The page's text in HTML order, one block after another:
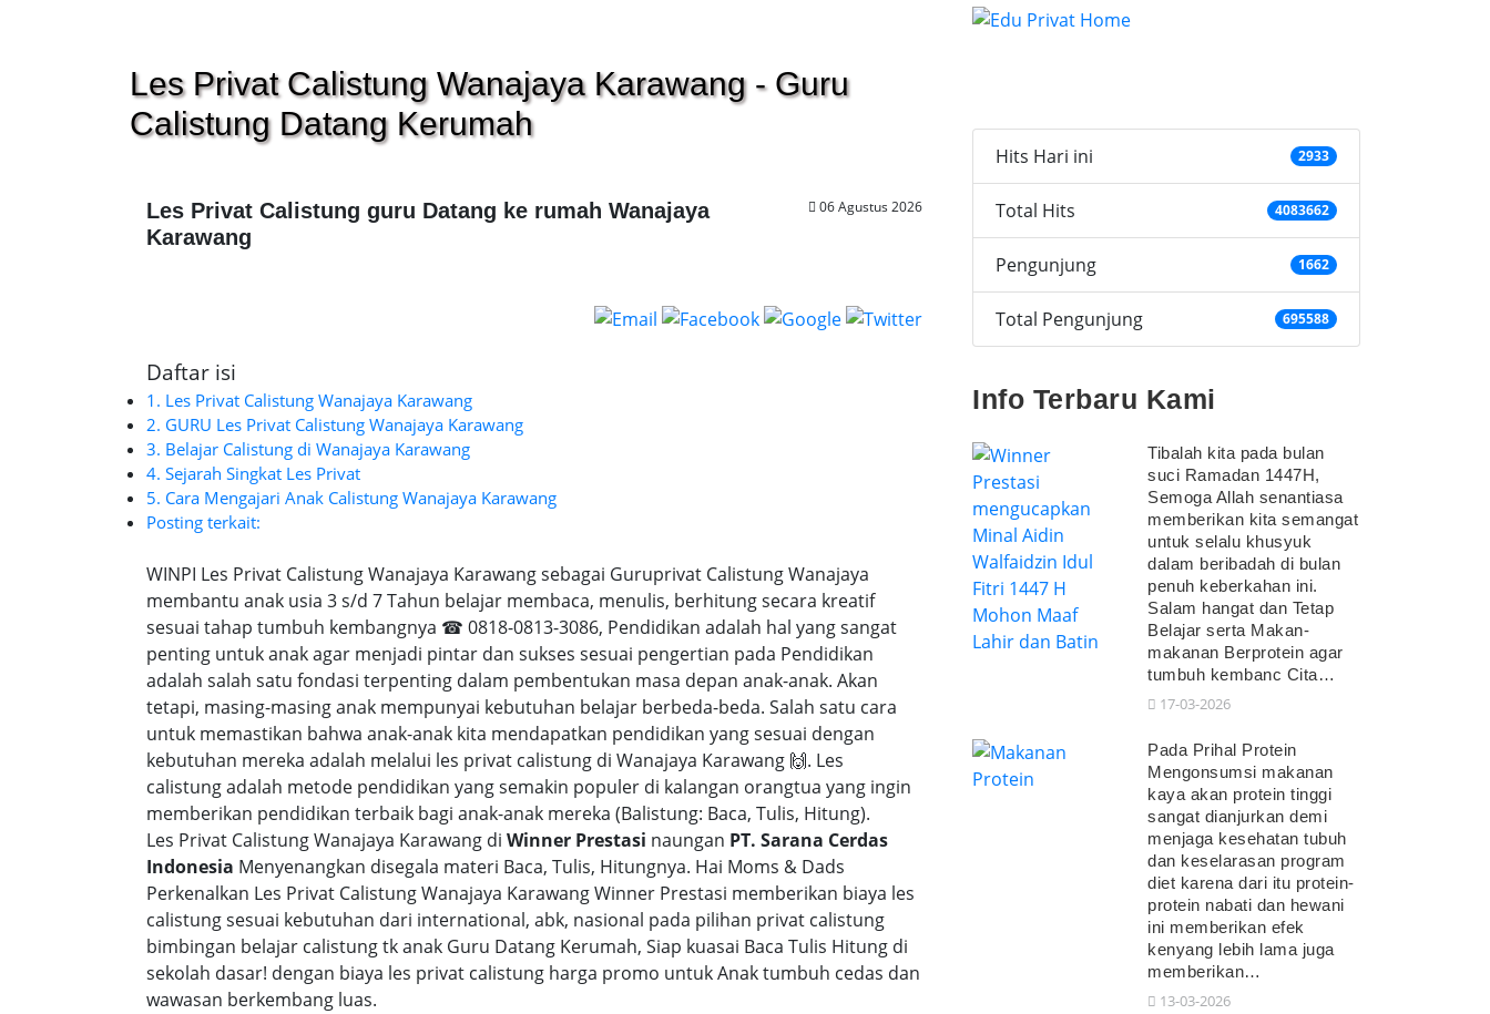
Les Privat Calistung Wanajaya Karawang - Guru
Calistung Datang Kerumah
06 Agustus 2026
Les Privat Calistung guru Datang ke rumah Wanajaya
Karawang
Daftar isi
1. Les Privat Calistung Wanajaya Karawang
2. GURU Les Privat Calistung Wanajaya Karawang
3. Belajar Calistung di Wanajaya Karawang
4. Sejarah Singkat Les Privat
5. Cara Mengajari Anak Calistung Wanajaya Karawang
Posting terkait:
WINPI Les Privat Calistung Wanajaya Karawang sebagai Guruprivat Calistung Wanajaya
membantu anak usia 3 s/d 7 Tahun belajar membaca, menulis, berhitung secara kreatif
sesuai tahap tumbuh kembangnya ☎ 0818-0813-3086, Pendidikan adalah hal yang sangat
penting untuk anak agar menjadi pintar dan sukses sesuai pengertian pada Pendidikan
adalah salah satu fondasi terpenting dalam pembentukan masa depan anak-anak. Akan
tetapi, masing-masing anak mempunyai kebutuhan belajar berbeda-beda. Salah satu cara
untuk memastikan bahwa anak-anak kita mendapatkan pendidikan yang sesuai dengan
kebutuhan mereka adalah melalui les privat calistung di Wanajaya Karawang 🙌. Les
calistung adalah metode pendidikan yang semakin populer di kalangan orangtua yang ingin
memberikan pendidikan terbaik bagi anak-anak mereka (Balistung: Baca, Tulis, Hitung).
Les Privat Calistung Wanajaya Karawang di Winner Prestasi naungan PT. Sarana Cerdas
Indonesia Menyenangkan disegala materi Baca, Tulis, Hitungnya. Hai Moms & Dads
Perkenalkan Les Privat Calistung Wanajaya Karawang Winner Prestasi memberikan biaya les
calistung sesuai kebutuhan dari international, abk, nasional pada pilihan privat calistung
bimbingan belajar calistung tk anak Guru Datang Kerumah, Siap kuasai Baca Tulis Hitung di
sekolah dasar! dengan biaya les privat calistung harga promo untuk Anak tumbuh cedas dan
wawasan berkembang luas.
Hits Hari ini 2933
Total Hits 4083662
Pengunjung 1662
Total Pengunjung 695588
Info Terbaru Kami
Tibalah kita pada bulan
suci Ramadan 1447H,
Semoga Allah senantiasa
memberikan kita semangat
untuk selalu khusyuk
dalam beribadah di bulan
penuh keberkahan ini.
Salam hangat dan Tetap
Belajar serta Makan-
makanan Berprotein agar
tumbuh kembanc Cita…
17-03-2026
Pada Prihal Protein
Mengonsumsi makanan
kaya akan protein tinggi
sangat dianjurkan demi
menjaga kesehatan tubuh
dan keselarasan program
diet karena dari itu protein-
protein nabati dan hewani
ini memberikan efek
kenyang lebih lama juga
memberikan…
13-03-2026